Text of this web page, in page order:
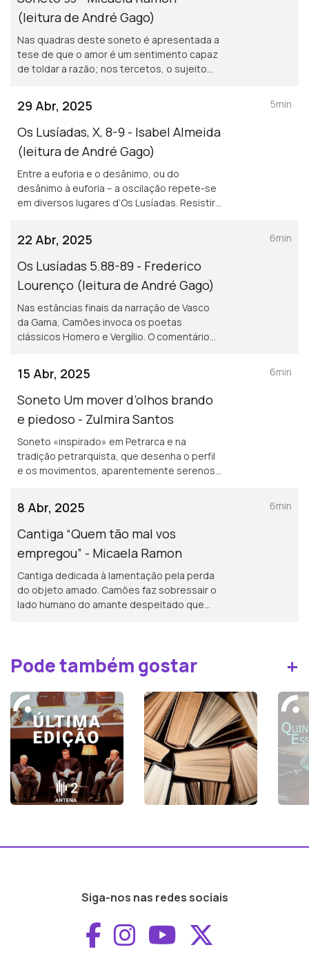
(leitura de André Gago)
Nas quadras deste soneto é apresentada a
tese de que o amor é um sentimento capaz
de toldar a razão; nos tercetos, o sujeito
experiência pessoal.
29 Abr, 2025
Os Lusíadas, X, 8-9 - Isabel Almeida
(leitura de André Gago)
Entre a euforia e o desânimo, ou do
desânimo à euforia – a oscilação repete-se
em diversos lugares d’Os Lusíadas. Resistir
começo do canto IX.
5min
22 Abr, 2025
Os Lusíadas 5.88-89 - Frederico
Lourenço (leitura de André Gago)
Nas estâncias finais da narração de Vasco
da Gama, Camões invoca os poetas
clássicos Homero e Vergílio. O comentário
6min
15 Abr, 2025
Soneto Um mover d’olhos brando
e piedoso - Zulmira Santos
Soneto «inspirado» em Petrarca e na
tradição petrarquista, que desenha o perfil
e os movimentos, aparentemente serenos,
Gago)
6min
8 Abr, 2025
Cantiga “Quem tão mal vos
empregou” - Micaela Ramon
Cantiga dedicada à lamentação pela perda
do objeto amado. Camões faz sobressair o
lado humano do amante despeitado que
6min
Pode também gostar +
Siga-nos nas redes sociais
Aceder ao
Aceder ao
Aceder ao